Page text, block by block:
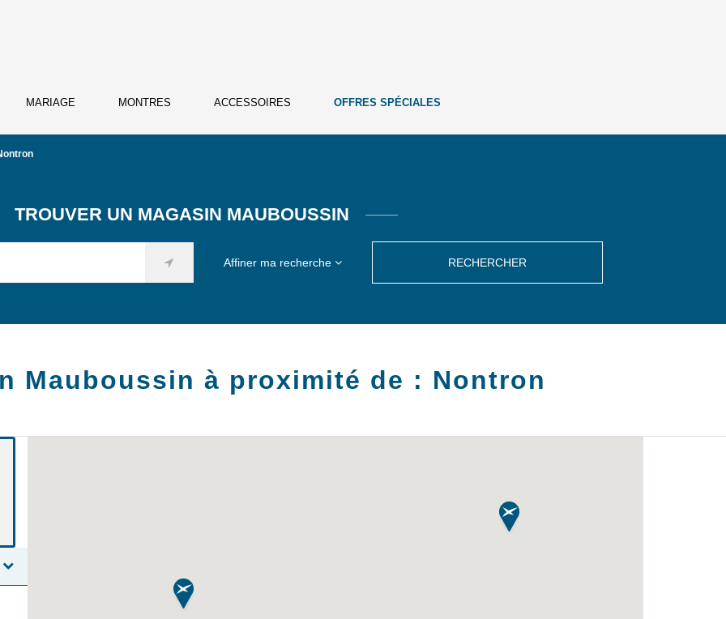
MARIAGE MONTRES ACCESSOIRES OFFRES SPÉCIALES
TROUVER UN MAGASIN MAUBOUSSIN
Affiner ma recherche RECHERCHER
Mauboussin à proximité de : Nontron